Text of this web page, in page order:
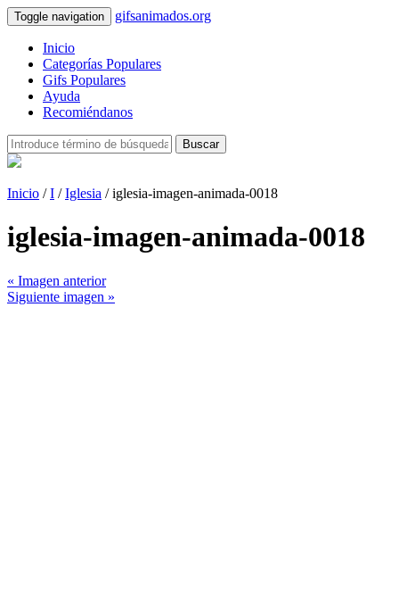
Toggle navigation gifsanimados.org
Inicio
Categorías Populares
Gifs Populares
Ayuda
Recomiéndanos
Buscar
Inicio /I /Iglesia / iglesia-imagen-animada-0018
iglesia-imagen-animada-0018
« Imagen anterior
Siguiente imagen »